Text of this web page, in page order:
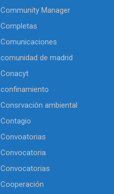
Community Manager
Completas
Comunicaciones
comunidad de madrid
Conacyt
confinamiento
Consrvación ambiental
Contagio
Convoatorias
Convocatoria
Convocatorias
Cooperación